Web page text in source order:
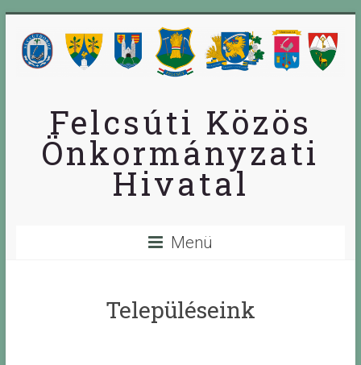
Felcsúti Közös
Önkormányzati
Hivatal
Menü
Településeink